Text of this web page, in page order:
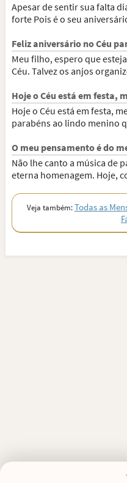
Apesar de sentir sua falta
forte Pois é o seu
Feliz aniversário no Céu
Meu filho, espero que
Céu. Talvez os anjos
Hoje o Céu está em festa,
Hoje o Céu está em festa,
parabéns ao lindo menino
O meu pensamento é do
Não lhe canto a música de
eterna homenagem. Hoje,
Veja também:Todas as